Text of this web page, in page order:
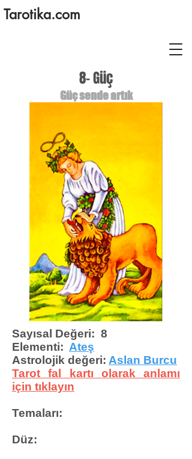
Tarotika.com
8- Güç
Güç sende artık
Sayısal Değeri: 8
Elementi: Ateş
Astrolojik değeri: Aslan Burcu
Tarot fal kartı olarak anlamı
için tıklayın
Temaları:
Düz: